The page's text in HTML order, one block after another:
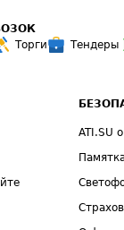
Торги Тендеры
ATI.SU